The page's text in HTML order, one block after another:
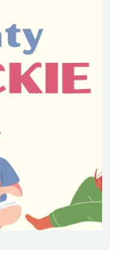
Szlaku
2026-08-21